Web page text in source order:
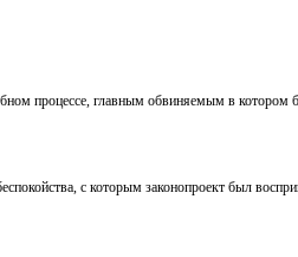
процессе, главным обвиняемым в
с которым законопроект был